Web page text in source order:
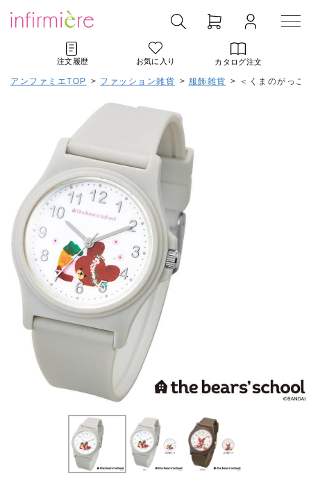
注文履歴 お気に入り カタログ注文
アンファミエTOP > ファッション雑貨 > 服飾雑貨 > ＜くまのがっこ